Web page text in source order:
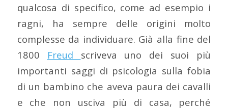
qualcosa di specifico, come ad esempio i
ragni, ha sempre delle origini molto
complesse da individuare. Già alla fine del
1800 Freud scriveva uno dei suoi più
importanti saggi di psicologia sulla fobia
di un bambino che aveva paura dei cavalli
e che non usciva più di casa, perché